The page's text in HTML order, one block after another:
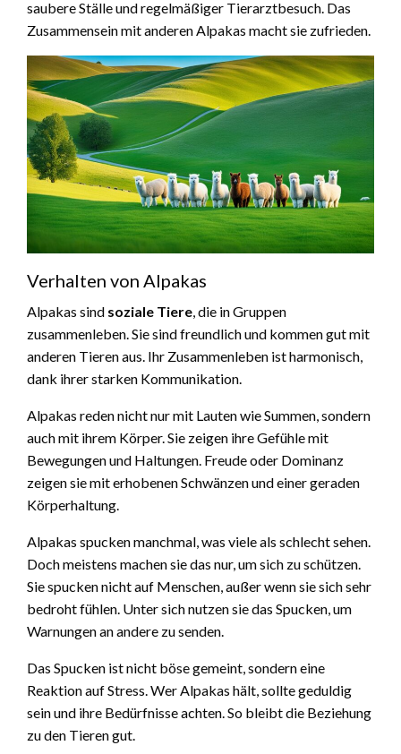
saubere Ställe und regelmäßiger Tierarztbesuch. Das
Zusammensein mit anderen Alpakas macht sie zufrieden.
Verhalten von Alpakas
Alpakas sind soziale Tiere, die in Gruppen
zusammenleben. Sie sind freundlich und kommen gut mit
anderen Tieren aus. Ihr Zusammenleben ist harmonisch,
dank ihrer starken Kommunikation.
Alpakas reden nicht nur mit Lauten wie Summen, sondern
auch mit ihrem Körper. Sie zeigen ihre Gefühle mit
Bewegungen und Haltungen. Freude oder Dominanz
zeigen sie mit erhobenen Schwänzen und einer geraden
Körperhaltung.
Alpakas spucken manchmal, was viele als schlecht sehen.
Doch meistens machen sie das nur, um sich zu schützen.
Sie spucken nicht auf Menschen, außer wenn sie sich sehr
bedroht fühlen. Unter sich nutzen sie das Spucken, um
Warnungen an andere zu senden.
Das Spucken ist nicht böse gemeint, sondern eine
Reaktion auf Stress. Wer Alpakas hält, sollte geduldig
sein und ihre Bedürfnisse achten. So bleibt die Beziehung
zu den Tieren gut.